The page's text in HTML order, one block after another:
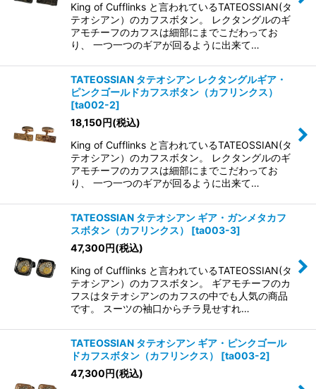
King of Cufflinks と言われているTATEOSSIAN(タ
テオシアン）のカフスボタン。 レクタングルのギ
アモチーフのカフスは細部にまでこだわってお
り、 一つ一つのギアが回るように出来て…
TATEOSSIAN タテオシアン レクタングルギア・
ピンクゴールドカフスボタン（カフリンクス）
[ta002-2]
18,150円(税込)
King of Cufflinks と言われているTATEOSSIAN(タ
テオシアン）のカフスボタン。 レクタングルのギ
アモチーフのカフスは細部にまでこだわってお
り、 一つ一つのギアが回るように出来て…
TATEOSSIAN タテオシアン ギア・ガンメタカフ
スボタン（カフリンクス）
[ta003-3]
47,300円(税込)
King of Cufflinks と言われているTATEOSSIAN(タ
テオシアン）のカフスボタン。 ギアモチーフのカ
フスはタテオシアンのカフスの中でも人気の商品
です。 スーツの袖口からチラ見せすれ…
TATEOSSIAN タテオシアン ギア・ピンクゴール
ドカフスボタン（カフリンクス）
[ta003-2]
47,300円(税込)